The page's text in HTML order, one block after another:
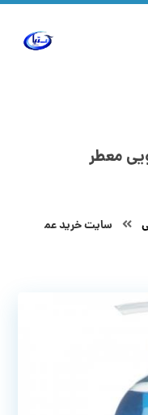
معطر
سایت خرید عم